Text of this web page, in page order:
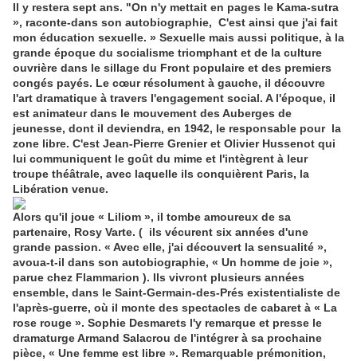
Il y restera sept ans. "On n'y mettait en pages le Kama-sutra
», raconte-dans son autobiographie, C'est ainsi que j'ai fait
mon éducation sexuelle. » Sexuelle mais aussi politique, à la
grande époque du socialisme triomphant et de la culture
ouvrière dans le sillage du Front populaire et des premiers
congés payés. Le cœur résolument à gauche, il découvre
l'art dramatique à travers l'engagement social. A l'époque, il
est animateur dans le mouvement des Auberges de
jeunesse, dont il deviendra, en 1942, le responsable pour la
zone libre. C'est Jean-Pierre Grenier et Olivier Hussenot qui
lui communiquent le goût du mime et l'intègrent à leur
troupe théâtrale, avec laquelle ils conquièrent Paris, la
Libération venue.
Alors qu'il joue « Liliom », il tombe amoureux de sa
partenaire, Rosy Varte. ( ils vécurent six années d'une
grande passion. « Avec elle, j'ai découvert la sensualité »,
avoua-t-il dans son autobiographie, « Un homme de joie »,
parue chez Flammarion ). Ils vivront plusieurs années
ensemble, dans le Saint-Germain-des-Prés existentialiste de
l'après-guerre, où il monte des spectacles de cabaret à « La
rose rouge ». Sophie Desmarets l'y remarque et presse le
dramaturge Armand Salacrou de l'intégrer à sa prochaine
pièce, « Une femme est libre ». Remarquable prémonition,